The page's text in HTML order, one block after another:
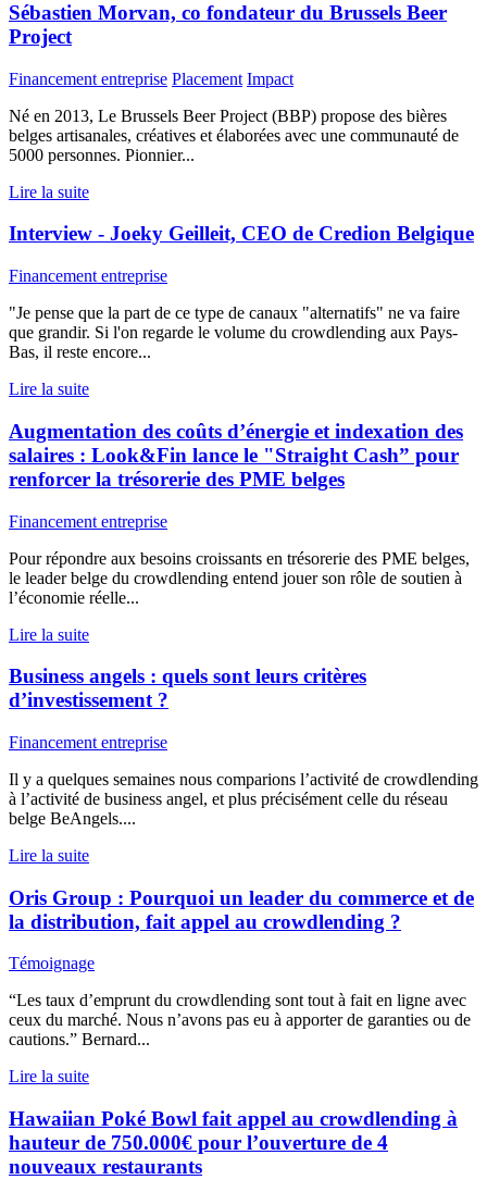
Sébastien Morvan, co fondateur du Brussels Beer
Project
Financement entreprise Placement Impact
Né en 2013, Le Brussels Beer Project (BBP) propose des bières
belges artisanales, créatives et élaborées avec une communauté de
5000 personnes. Pionnier...
Lire la suite
Interview - Joeky Geilleit, CEO de Credion Belgique
Financement entreprise
"Je pense que la part de ce type de canaux "alternatifs" ne va faire
que grandir. Si l'on regarde le volume du crowdlending aux Pays-
Bas, il reste encore...
Lire la suite
Augmentation des coûts d’énergie et indexation des
salaires : Look&Fin lance le "Straight Cash” pour
renforcer la trésorerie des PME belges
Financement entreprise
Pour répondre aux besoins croissants en trésorerie des PME belges,
le leader belge du crowdlending entend jouer son rôle de soutien à
l’économie réelle...
Lire la suite
Business angels : quels sont leurs critères
d’investissement ?
Financement entreprise
Il y a quelques semaines nous comparions l’activité de crowdlending
à l’activité de business angel, et plus précisément celle du réseau
belge BeAngels....
Lire la suite
Oris Group : Pourquoi un leader du commerce et de
la distribution, fait appel au crowdlending ?
Témoignage
“Les taux d’emprunt du crowdlending sont tout à fait en ligne avec
ceux du marché. Nous n’avons pas eu à apporter de garanties ou de
cautions.” Bernard...
Lire la suite
Hawaiian Poké Bowl fait appel au crowdlending à
hauteur de 750.000€ pour l’ouverture de 4
nouveaux restaurants